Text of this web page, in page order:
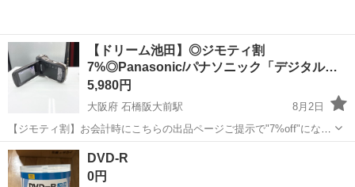
【ドリーム池田】◎ジモティ割
7%◎Panasonic/パナソニック「デジタル
ム…
5,980円
大阪府 石橋阪大前駅
8月2日
【ジモティ割】お会計時にこちらの出品ページご提示で"7%off"になる
よ♡ 〇商品情報〇 【状態】中古品 動作•通電確認&簡易清掃済みです
♪ 【保証】3ヶ月 防水テストはしておりません。 平成感のある、懐か
しくてエモい...
大阪 池田市
DVD-R
0円